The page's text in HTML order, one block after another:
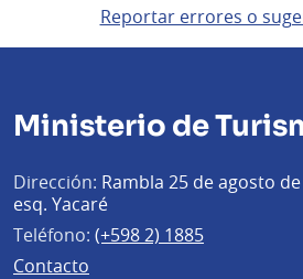
Reportar errores o
Ministerio de
Dirección: Rambla 25 de agosto
esq. Yacaré
Teléfono: (+598 2) 1885
Contacto